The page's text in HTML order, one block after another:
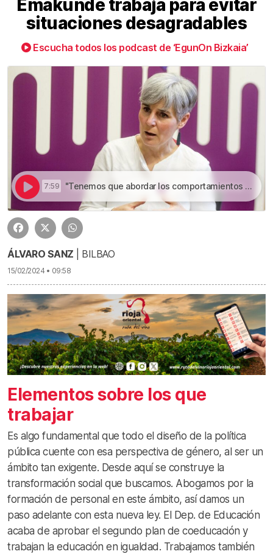
Emakunde trabaja para evitar
situaciones desagradables
Escucha todos los podcast de ‘EgunOn Bizkaia’
7:59 "Tenemos que abordar los comportamientos machistas de los hombres" | Emakunde trabaja para evitar situaciones desagradables
ÁLVARO SANZ | BILBAO
15/02/2024 • 09:58
Elementos sobre los que
trabajar
Es algo fundamental que todo el diseño de la política
pública cuente con esa perspectiva de género, al ser un
ámbito tan exigente. Desde aquí se construye la
transformación social que buscamos. Abogamos por la
formación de personal en este ámbito, así damos un
paso adelante con esta nueva ley. El Dep. de Educación
acaba de aprobar el segundo plan de coeducación y
trabajan la educación en igualdad. Trabajamos también